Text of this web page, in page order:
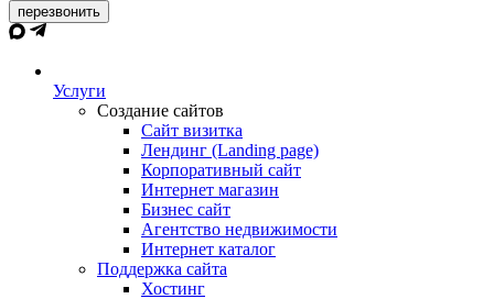
перезвонить
Услуги
Создание сайтов
Сайт визитка
Лендинг (Landing page)
Корпоративный сайт
Интернет магазин
Бизнес сайт
Агентство недвижимости
Интернет каталог
Поддержка сайта
Хостинг